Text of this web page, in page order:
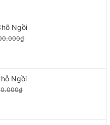
80 – 90 km/lần sạc
Ngồi
Ngồi